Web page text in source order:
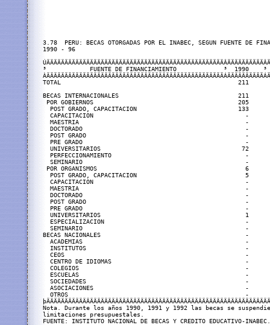
3.78  PERU: BECAS OTORGADAS POR EL INABEC, SEGUN FUENTE DE
1990 - 96
³            FUENTE DE FINANCIAMIENTO             ³  1990
TOTAL                                                 211
BECAS INTERNACIONALES
POR GOBIERNOS
POST GRADO, CAPACITACION                            133
CAPACITACION                                          -
MAESTRIA                                              -
DOCTORADO                                             -
POST GRADO                                            -
PRE GRADO                                             -
UNIVERSITARIOS                                       72
PERFECCIONAMIENTO                                     -
SEMINARIO                                             -
POR ORGANISMOS
POST GRADO, CAPACITACION                              5
CAPACITACION                                          -
MAESTRIA                                              -
DOCTORADO                                             -
POST GRADO                                            -
PRE GRADO                                             -
UNIVERSITARIOS                                        1
ESPECIALIZACION                                       -
SEMINARIO                                             -
BECAS NACIONALES
ACADEMIAS                                             -
INSTITUTOS                                            -
CEOS                                                  -
CENTRO DE IDIOMAS                                     -
COLEGIOS                                              -
ESCUELAS                                              -
SOCIEDADES                                            -
ASOCIACIONES                                          -
OTROS                                                 -
Nota. Durante los años 1990, 1991 y 1992 las becas se
limitaciones presupuestales.
FUENTE: INSTITUTO NACIONAL DE